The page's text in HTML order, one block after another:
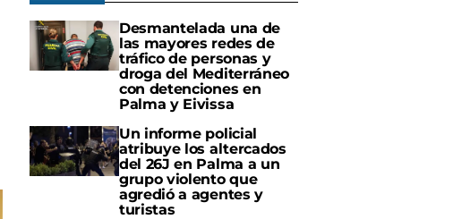
Desmantelada una de
las mayores redes de
tráfico de personas y
droga del Mediterráneo
con detenciones en
Palma y Eivissa
Un informe policial
atribuye los altercados
del 26J en Palma a un
grupo violento que
agredió a agentes y
turistas